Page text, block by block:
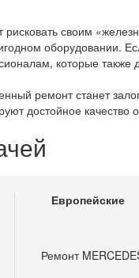
рисковать своим
оборудовании.
которые также
ремонт станет
достойное качество
Европейские
Ремонт